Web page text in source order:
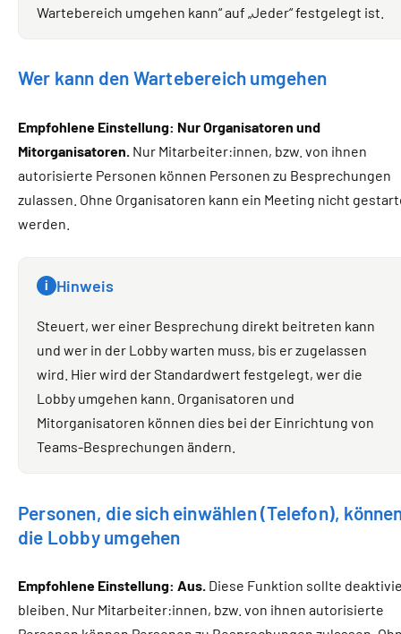
Wartebereich umgehen kann“ auf „Jeder“ festgelegt ist.
Wer kann den Wartebereich umgehen
Empfohlene Einstellung: Nur Organisatoren und
Mitorganisatoren. Nur Mitarbeiter:innen, bzw. von ihnen
autorisierte Personen können Personen zu Besprechungen
zulassen. Ohne Organisatoren kann ein Meeting nicht
werden.
i Hinweis
Steuert, wer einer Besprechung direkt beitreten kann
und wer in der Lobby warten muss, bis er zugelassen
wird. Hier wird der Standardwert festgelegt, wer die
Lobby umgehen kann. Organisatoren und
Mitorganisatoren können dies bei der Einrichtung von
Teams-Besprechungen ändern.
Personen, die sich einwählen (Telefon),
die Lobby umgehen
Empfohlene Einstellung: Aus. Diese Funktion sollte
bleiben. Nur Mitarbeiter:innen, bzw. von ihnen autorisierte